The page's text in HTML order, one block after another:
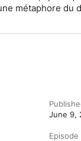
métaphore du
June 9,
Episode